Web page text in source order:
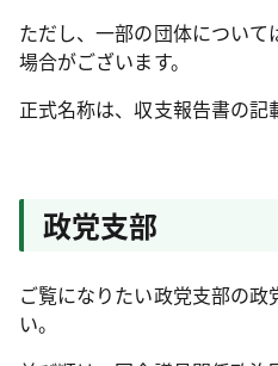
ただし、一部の団体につい
場合がございます。
正式名称は、収支報告書の記
政党支部
ご覧になりたい政党支部の
い。